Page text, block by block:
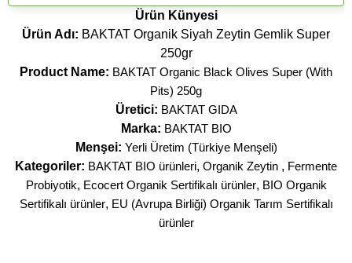
Ürün Künyesi
Ürün Adı: BAKTAT Organik Siyah Zeytin Gemlik Super
250gr
Product Name: BAKTAT Organic Black Olives Super (With
Pits) 250g
Üretici: BAKTAT GIDA
Marka: BAKTAT BIO
Menşei: Yerli Üretim (Türkiye Menşeli)
Kategoriler: BAKTAT BIO ürünleri, Organik Zeytin , Fermente
Probiyotik, Ecocert Organik Sertifikalı ürünler, BIO Organik
Sertifikalı ürünler, EU (Avrupa Birliği) Organik Tarım Sertifikalı
ürünler